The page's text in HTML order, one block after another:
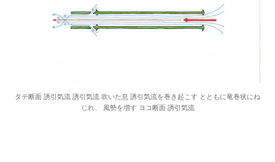
タテ断面 誘引気流 誘引気流 吹いた息 誘引気流を巻き起こす とともに竜巻状にね
じれ、 風勢を増す ヨコ断面 誘引気流